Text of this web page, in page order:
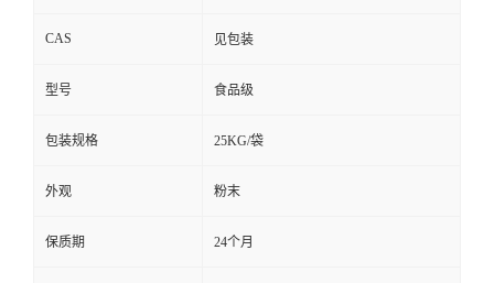
CAS 见包装
型号 食品级
包装规格 25KG/袋
外观 粉末
保质期 24个月